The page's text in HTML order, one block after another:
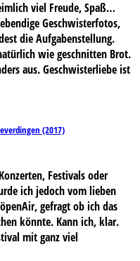
viel Freude, Spaß…
Geschwisterfotos,
die Aufgabenstellung.
wie geschnitten Brot.
aus. Geschwisterliebe ist
(2017)
Festivals oder
ich jedoch vom lieben
gefragt ob ich das
könnte. Kann ich, klar.
mit ganz viel